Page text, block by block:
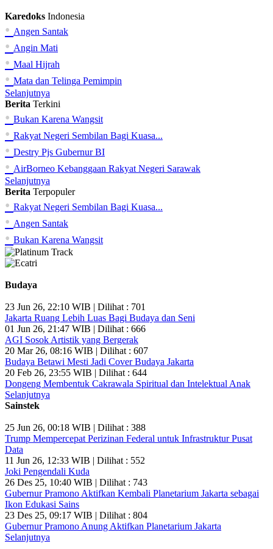
Karedoks Indonesia
• Angen Santak
• Angin Mati
• Maal Hijrah
• Mata dan Telinga Pemimpin
Selanjutnya
Berita Terkini
• Bukan Karena Wangsit
• Rakyat Negeri Sembilan Bagi Kuasa...
• Destry Pjs Gubernur BI
• AirBorneo Kebanggaan Rakyat Negeri Sarawak
Selanjutnya
Berita Terpopuler
• Rakyat Negeri Sembilan Bagi Kuasa...
• Angen Santak
• Bukan Karena Wangsit
Budaya
23 Jun 26, 22:10 WIB | Dilihat : 701
Jakarta Ruang Lebih Luas Bagi Budaya dan Seni
01 Jun 26, 21:47 WIB | Dilihat : 666
AGI Sosok Artistik yang Bergerak
20 Mar 26, 08:16 WIB | Dilihat : 607
Budaya Betawi Mesti Jadi Cover Budaya Jakarta
20 Feb 26, 23:55 WIB | Dilihat : 644
Dongeng Membentuk Cakrawala Spiritual dan Intelektual Anak
Selanjutnya
Sainstek
25 Jun 26, 00:18 WIB | Dilihat : 388
Trump Mempercepat Perizinan Federal untuk Infrastruktur Pusat
Data
11 Jun 26, 12:33 WIB | Dilihat : 552
Joki Pengendali Kuda
26 Des 25, 10:40 WIB | Dilihat : 743
Gubernur Pramono Aktifkan Kembali Planetarium Jakarta sebagai
Ikon Edukasi Sains
23 Des 25, 09:17 WIB | Dilihat : 804
Gubernur Pramono Anung Aktifkan Planetarium Jakarta
Selanjutnya